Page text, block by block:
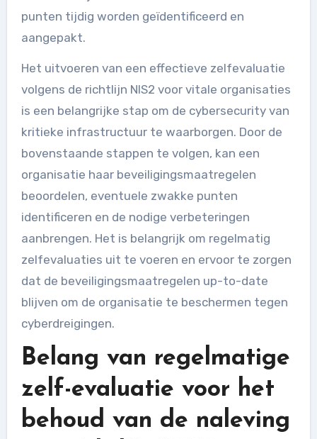
punten tijdig worden geïdentificeerd en
aangepakt.
Het uitvoeren van een effectieve zelfevaluatie
volgens de richtlijn NIS2 voor vitale organisaties
is een belangrijke stap om de cybersecurity van
kritieke infrastructuur te waarborgen. Door de
bovenstaande stappen te volgen, kan een
organisatie haar beveiligingsmaatregelen
beoordelen, eventuele zwakke punten
identificeren en de nodige verbeteringen
aanbrengen. Het is belangrijk om regelmatig
zelfevaluaties uit te voeren en ervoor te zorgen
dat de beveiligingsmaatregelen up-to-date
blijven om de organisatie te beschermen tegen
cyberdreigingen.
Belang van regelmatige
zelf-evaluatie voor het
behoud van de naleving